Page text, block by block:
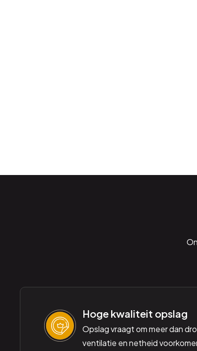
Hoge kwaliteit opslag
Opslag vraagt om meer dan
ventilatie en netheid